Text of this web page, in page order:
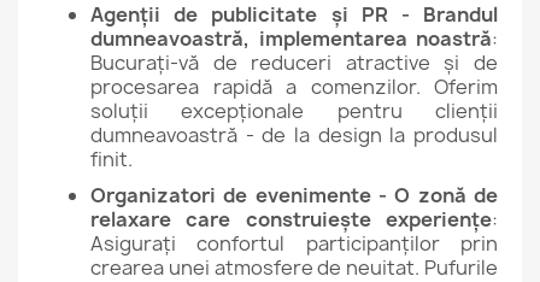
Agenții de publicitate și PR - Brandul
dumneavoastră, implementarea noastră:
Bucurați-vă de reduceri atractive și de
procesarea rapidă a comenzilor. Oferim
soluții excepționale pentru clienții
dumneavoastră - de la design la produsul
finit.
Organizatori de evenimente - O zonă de
relaxare care construiește experiențe:
Asigurați confortul participanților prin
crearea unei atmosfere de neuitat. Pufurile